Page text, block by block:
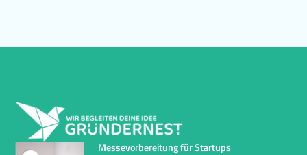
Messevorbereitung für Startups